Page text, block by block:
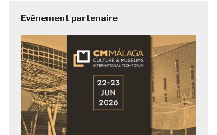
Evénement partenaire